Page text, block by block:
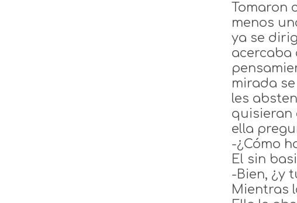
Tomaron
menos
ya se
acercaba
mirada
les
quisieran
ella
-¿Cómo
El sin
-Bien, ¿y
Mientras